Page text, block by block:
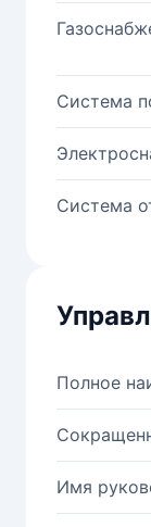
Система
Система
Полное
Имя